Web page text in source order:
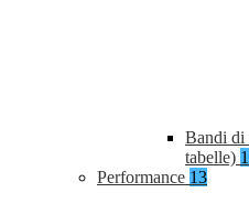
Bandi di
tabelle)
Performance 13